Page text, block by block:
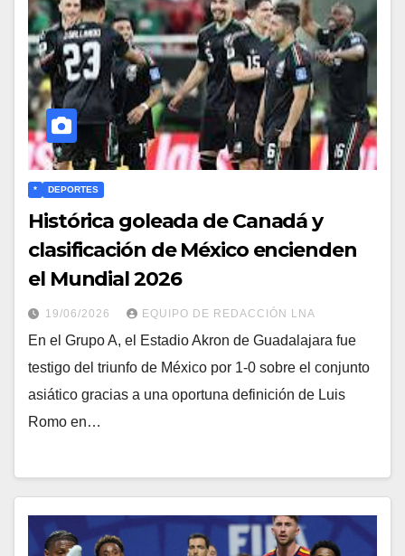
* DEPORTES
Histórica goleada de Canadá y
clasificación de México encienden
el Mundial 2026
19/06/2026 EQUIPO DE REDACCIÓN LNA
​En el Grupo A, el Estadio Akron de Guadalajara fue
testigo del triunfo de México por 1-0 sobre el conjunto
asiático gracias a una oportuna definición de Luis
Romo en…